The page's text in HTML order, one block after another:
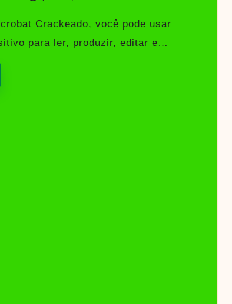
Crackeado, você pode usar
para ler, produzir, editar e…